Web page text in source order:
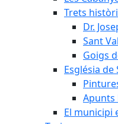
Trets
Dr.
Sant
Goigs
Església de
Apunts
El municipi